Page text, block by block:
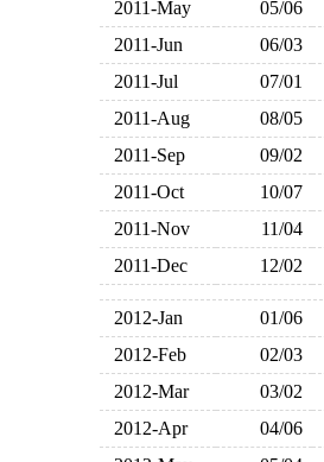
2011-May
05/06
2011-Jun
06/03
2011-Jul
07/01
2011-Aug
08/05
2011-Sep
09/02
2011-Oct
10/07
2011-Nov
11/04
2011-Dec
12/02
2012-Jan 01/06
2012-Feb
02/03
2012-Mar
03/02
2012-Apr
04/06